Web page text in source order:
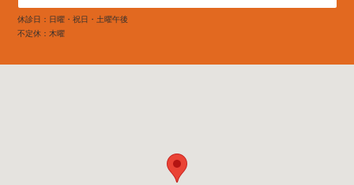
休診日：日曜・祝日・土曜午後
不定休：木曜